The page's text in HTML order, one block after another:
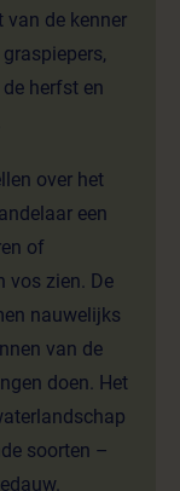
van de kenner
herfst en
over het
een
of
vos zien. De
nauwelijks
van de
doen. Het
soorten –